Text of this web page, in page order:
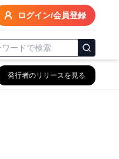
ログイン/会員登録
発行者のリリースを見る